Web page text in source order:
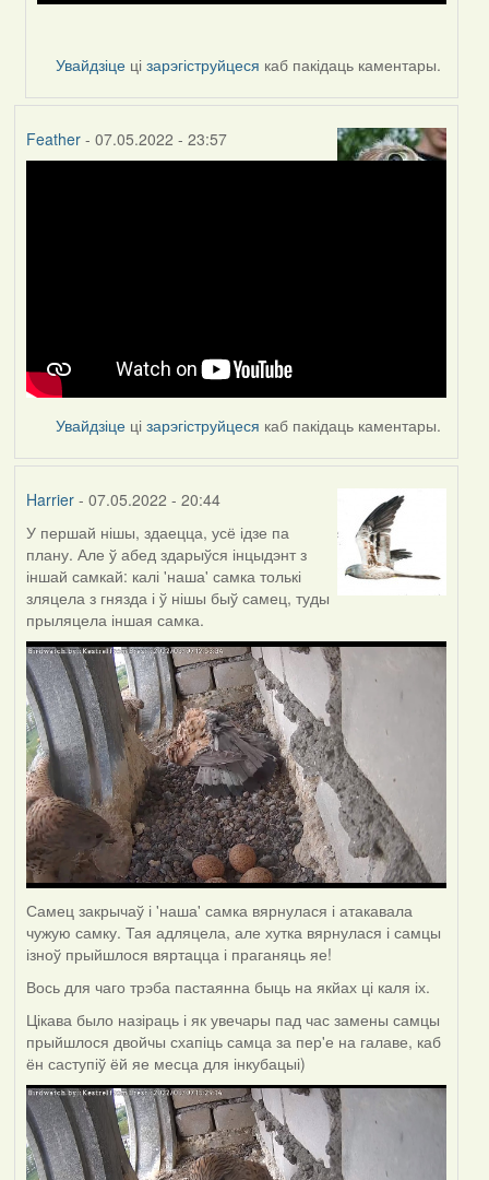
Увайдзіце цізарэгіструйцеся каб пакідаць каментары.
Feather- 07.05.2022 - 23:57
Увайдзіце цізарэгіструйцеся каб пакідаць каментары.
Harrier- 07.05.2022 - 20:44
У першай нішы, здаецца, усё ідзе па
плану. Але ў абед здарыўся інцыдэнт з
іншай самкай: калі 'наша' самка толькі
зляцела з гнязда і ў нішы быў самец, туды
прыляцела іншая самка.
Самец закрычаў і 'наша' самка вярнулася і атакавала
чужую самку. Тая адляцела, але хутка вярнулася і самцы
ізноў прыйшлося вяртацца і праганяць яе!
Вось для чаго трэба пастаянна быць на якйах ці каля іх.
Цікава было назіраць і як увечары пад час замены самцы
прыйшлося двойчы схапіць самца за пер'е на галаве, каб
ён саступіў ёй яе месца для інкубацыі)